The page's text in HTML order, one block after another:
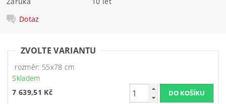
Dotaz
ZVOLTE VARIANTU
rozměr: 55x78 cm
Skladem
7 639,51 Kč